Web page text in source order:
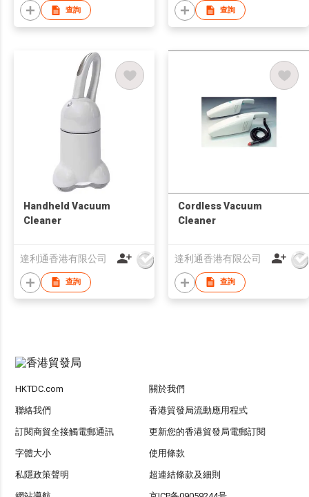
查詢 查詢
Handheld Vacuum
Cleaner
達利通香港有限公司
查詢
Cordless Vacuum
Cleaner
達利通香港有限公司
查詢
HKTDC.com 關於我們
聯絡我們 香港貿發局流動應用程式
訂閱商貿全接觸電郵通訊 更新您的香港貿發局電郵訂閱
字體大小 使用條款
私隱政策聲明 超連結條款及細則